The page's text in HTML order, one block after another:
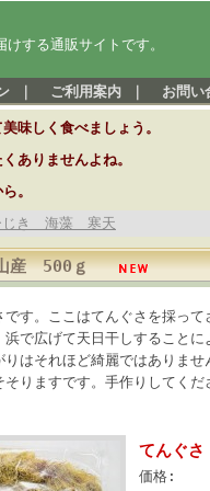
する通販サイトです。
ご利用案内 お問い
味しく食べましょう。
ありませんよね。
。
じき 海藻 寒天
産 500ｇ
す。ここはてんぐさを採って
で広げて天日干しすること
はそれほど綺麗ではありま
りますです。手作りしてく
てんぐ
価格: